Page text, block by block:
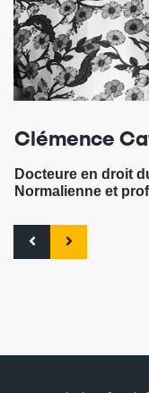
Clémence
Docteure en droit
Normalienne et